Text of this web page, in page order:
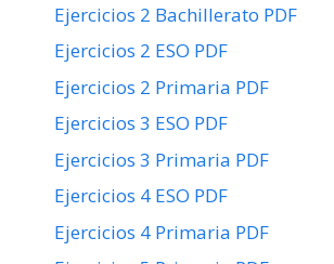
Ejercicios 2 Bachillerato PDF
Ejercicios 2 ESO PDF
Ejercicios 2 Primaria PDF
Ejercicios 3 ESO PDF
Ejercicios 3 Primaria PDF
Ejercicios 4 ESO PDF
Ejercicios 4 Primaria PDF